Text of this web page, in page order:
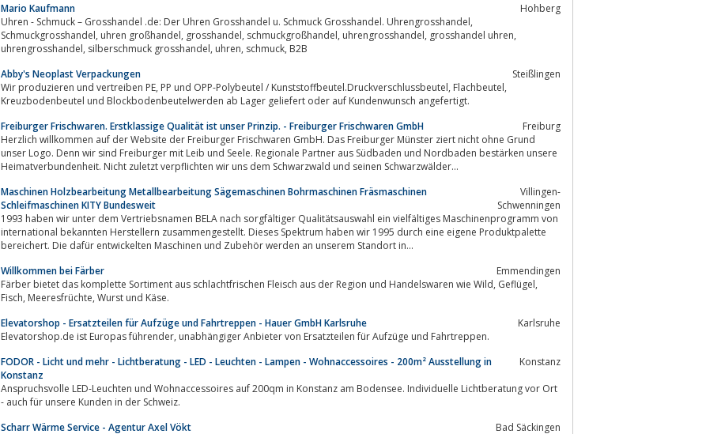
Mario Kaufmann
Hohberg
Uhren - Schmuck – Grosshandel .de: Der Uhren Grosshandel u. Schmuck Grosshandel. Uhrengrosshandel,
Schmuckgrosshandel, uhren großhandel, grosshandel, schmuckgroßhandel, uhrengrosshandel, grosshandel uhren,
uhrengrosshandel, silberschmuck grosshandel, uhren, schmuck, B2B
Abby's Neoplast Verpackungen
Steißlingen
Wir produzieren und vertreiben PE, PP und OPP-Polybeutel / Kunststoffbeutel.Druckverschlussbeutel, Flachbeutel,
Kreuzbodenbeutel und Blockbodenbeutelwerden ab Lager geliefert oder auf Kundenwunsch angefertigt.
Freiburger Frischwaren. Erstklassige Qualität ist unser Prinzip. - Freiburger Frischwaren GmbH
Freiburg
Herzlich willkommen auf der Website der Freiburger Frischwaren GmbH. Das Freiburger Münster ziert nicht ohne Grund
unser Logo. Denn wir sind Freiburger mit Leib und Seele. Regionale Partner aus Südbaden und Nordbaden bestärken unsere
Heimatverbundenheit. Nicht zuletzt verpflichten wir uns dem Schwarzwald und seinen Schwarzwälder...
Maschinen Holzbearbeitung Metallbearbeitung Sägemaschinen Bohrmaschinen Fräsmaschinen
Schleifmaschinen KITY Bundesweit
Villingen-
Schwenningen
1993 haben wir unter dem Vertriebsnamen BELA nach sorgfältiger Qualitätsauswahl ein vielfältiges Maschinenprogramm von
international bekannten Herstellern zusammengestellt. Dieses Spektrum haben wir 1995 durch eine eigene Produktpalette
bereichert. Die dafür entwickelten Maschinen und Zubehör werden an unserem Standort in...
Willkommen bei Färber
Emmendingen
Färber bietet das komplette Sortiment aus schlachtfrischen Fleisch aus der Region und Handelswaren wie Wild, Geflügel,
Fisch, Meeresfrüchte, Wurst und Käse.
Elevatorshop - Ersatzteilen für Aufzüge und Fahrtreppen - Hauer GmbH Karlsruhe
Karlsruhe
Elevatorshop.de ist Europas führender, unabhängiger Anbieter von Ersatzteilen für Aufzüge und Fahrtreppen.
FODOR - Licht und mehr - Lichtberatung - LED - Leuchten - Lampen - Wohnaccessoires - 200m² Ausstellung in
Konstanz
Konstanz
Anspruchsvolle LED-Leuchten und Wohnaccessoires auf 200qm in Konstanz am Bodensee. Individuelle Lichtberatung vor Ort
- auch für unsere Kunden in der Schweiz.
Scharr Wärme Service - Agentur Axel Vökt
Bad Säckingen